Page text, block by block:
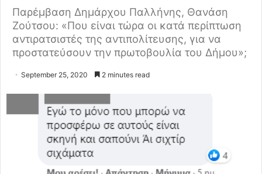
Παρέμβαση Δημάρχου Παλλήνης, Θανάση
Ζούτσου: «Που είναι τώρα οι κατά περίπτωση
αντιρατσιστές της αντιπολίτευσης, για να
προστατεύσουν την πρωτοβουλία του Δήμου»;
September 25, 2020 2 minutes read